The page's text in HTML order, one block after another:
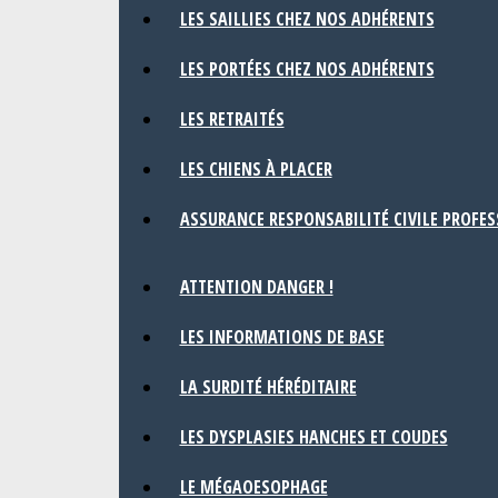
LES SAILLIES CHEZ NOS ADHÉRENTS
LES PORTÉES CHEZ NOS ADHÉRENTS
LES RETRAITÉS
LES CHIENS À PLACER
ASSURANCE RESPONSABILITÉ CIVILE
ATTENTION DANGER !
LES INFORMATIONS DE BASE
LA SURDITÉ HÉRÉDITAIRE
LES DYSPLASIES HANCHES ET COUDES
LE MÉGAOESOPHAGE